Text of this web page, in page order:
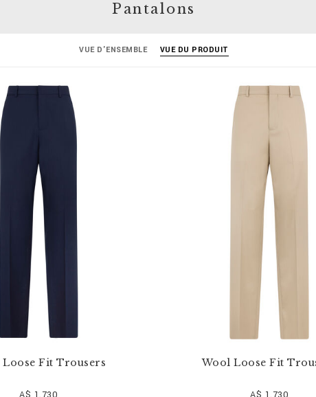
Pantalons
VUE D'ENSEMBLE VUE DU PRODUIT
Fit Trousers Wool Loose Fit